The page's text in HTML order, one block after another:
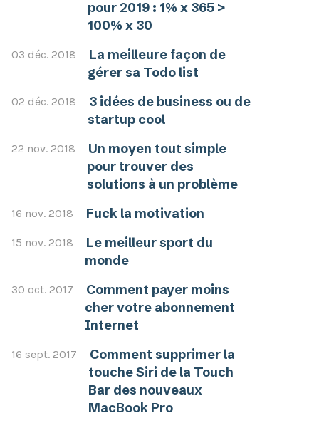
pour 2019 : 1% x 365 >
100% x 30
03 déc. 2018
La meilleure façon de
gérer sa Todo list
02 déc. 2018
3 idées de business ou de
startup cool
22 nov. 2018
Un moyen tout simple
pour trouver des
solutions à un problème
16 nov. 2018 Fuck la motivation
15 nov. 2018
Le meilleur sport du
monde
30 oct. 2017
Comment payer moins
cher votre abonnement
Internet
16 sept. 2017
Comment supprimer la
touche Siri de la Touch
Bar des nouveaux
MacBook Pro